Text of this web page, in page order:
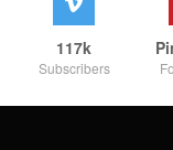
117k
Subscribers